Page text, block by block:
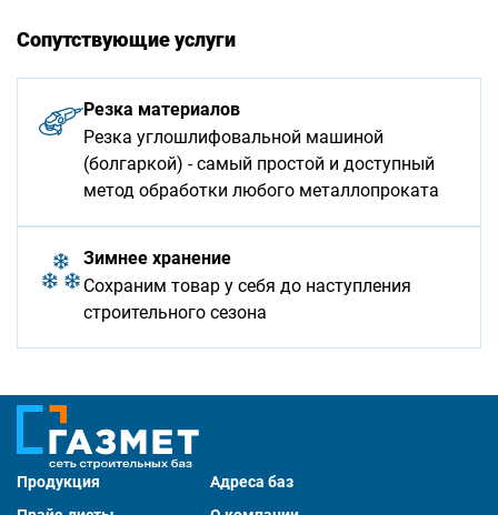
Сопутствующие услуги
Резка материалов
Резка углошлифовальной машиной
(болгаркой) - самый простой и доступный
метод обработки любого металлопроката
Зимнее хранение
Сохраним товар у себя до наступления
строительного сезона
Продукция
Адреса баз